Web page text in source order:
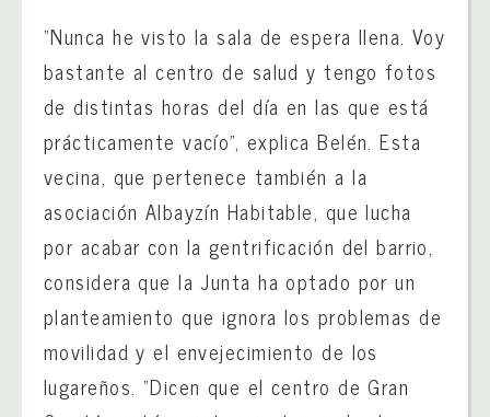
“Nunca he visto la sala de espera llena. Voy
bastante al centro de salud y tengo fotos
de distintas horas del día en las que está
prácticamente vacío”, explica Belén. Esta
vecina, que pertenece también a la
asociación Albayzín Habitable, que lucha
por acabar con la gentrificación del barrio,
considera que la Junta ha optado por un
planteamiento que ignora los problemas de
movilidad y el envejecimiento de los
lugareños. “Dicen que el centro de Gran